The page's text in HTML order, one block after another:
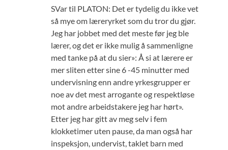
SVar til PLATON: Det er tydelig du ikke vet
så mye om læreryrket som du tror du gjør.
Jeg har jobbet med det meste før jeg ble
lærer, og det er ikke mulig å sammenligne
med tanke på at du sier»: Å si at lærere er
mer sliten etter sine 6 -45 minutter med
undervisning enn andre yrkesgrupper er
noe av det mest arrogante og respektløse
mot andre arbeidstakere jeg har hørt».
Etter jeg har gitt av meg selv i fem
klokketimer uten pause, da man også har
inspeksjon, undervist, taklet barn med